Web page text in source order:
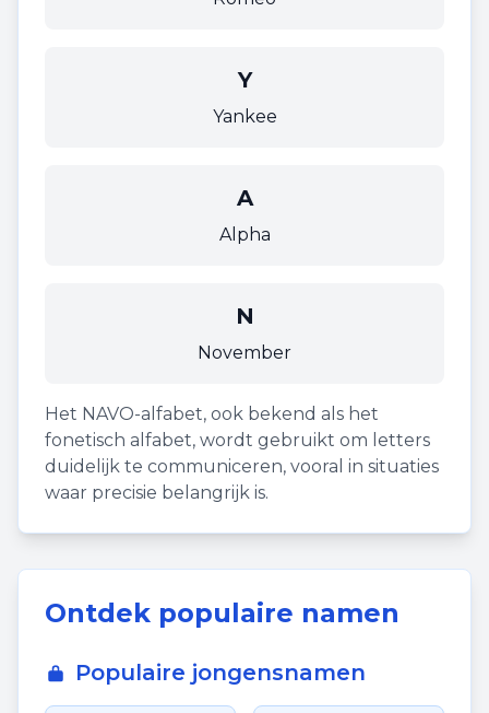
Y
Yankee
A
Alpha
N
November
Het NAVO-alfabet, ook bekend als het
fonetisch alfabet, wordt gebruikt om letters
duidelijk te communiceren, vooral in situaties
waar precisie belangrijk is.
Ontdek populaire namen
Populaire jongensnamen